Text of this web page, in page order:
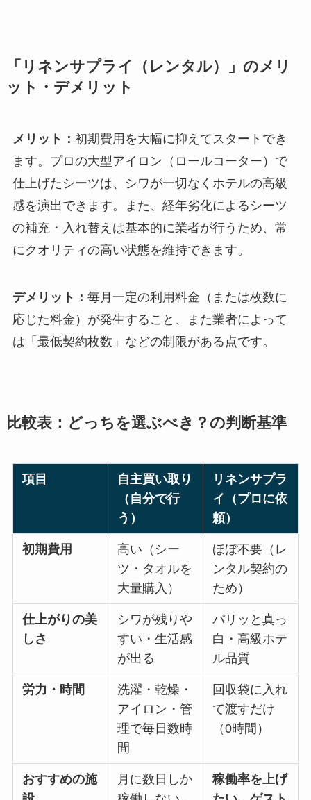
「リネンサプライ（レンタル）」のメリ
ット・デメリット
メリット： 初期費用を大幅に抑えてスタートでき
ます。プロの大型アイロン（ロールコーター）で
仕上げたシーツは、シワが一切なくホテルの高級
感を演出できます。また、経年劣化によるシーツ
の補充・入れ替えは基本的に業者が行うため、常
にクオリティの高い状態を維持できます。
デメリット： 毎月一定の利用料金（または枚数に
応じた料金）が発生すること、また業者によって
は「最低契約枚数」などの制限がある点です。
比較表：どっちを選ぶべき？の判断基準
項目
自主買い取り
（自分で行
う）
リネンサプラ
イ（プロに依
頼）
初期費用
高い（シー
ツ・タオルを
大量購入）
ほぼ不要（レ
ンタル契約の
ため）
仕上がりの美
しさ
シワが残りや
すい・生活感
が出る
パリッと真っ
白・高級ホテ
ル品質
労力・時間
洗濯・乾燥・
アイロン・管
理で毎日数時
間
回収袋に入れ
て渡すだけ
（0時間）
おすすめの施
月に数日しか
稼働率を上げ